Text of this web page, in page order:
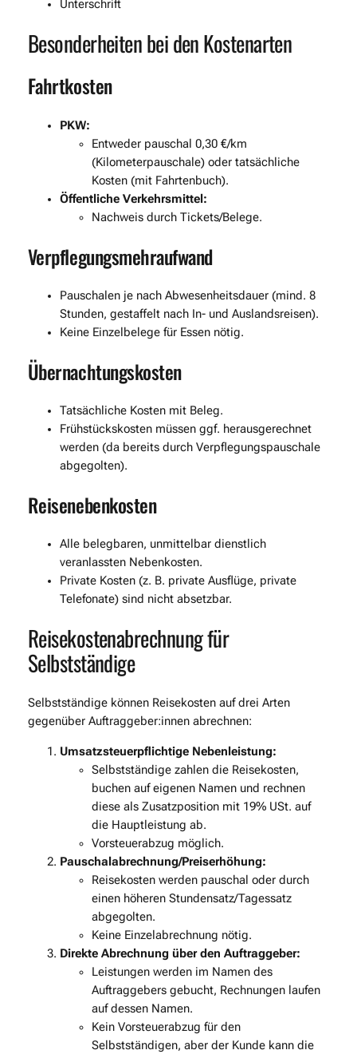
Unterschrift
Besonderheiten bei den Kostenarten
Fahrtkosten
PKW:
Entweder pauschal 0,30 €/km
(Kilometerpauschale) oder tatsächliche
Kosten (mit Fahrtenbuch).
Öffentliche Verkehrsmittel:
Nachweis durch Tickets/Belege.
Verpflegungsmehraufwand
Pauschalen je nach Abwesenheitsdauer (mind. 8
Stunden, gestaffelt nach In- und Auslandsreisen).
Keine Einzelbelege für Essen nötig.
Übernachtungskosten
Tatsächliche Kosten mit Beleg.
Frühstückskosten müssen ggf. herausgerechnet
werden (da bereits durch Verpflegungspauschale
abgegolten).
Reisenebenkosten
Alle belegbaren, unmittelbar dienstlich
veranlassten Nebenkosten.
Private Kosten (z. B. private Ausflüge, private
Telefonate) sind nicht absetzbar.
Reisekostenabrechnung für
Selbstständige
Selbstständige können Reisekosten auf drei Arten
gegenüber Auftraggeber:innen abrechnen:
Umsatzsteuerpflichtige Nebenleistung:
Selbstständige zahlen die Reisekosten,
buchen auf eigenen Namen und rechnen
diese als Zusatzposition mit 19% USt. auf
die Hauptleistung ab.
Vorsteuerabzug möglich.
Pauschalabrechnung/Preiserhöhung:
Reisekosten werden pauschal oder durch
einen höheren Stundensatz/Tagessatz
abgegolten.
Keine Einzelabrechnung nötig.
Direkte Abrechnung über den Auftraggeber:
Leistungen werden im Namen des
Auftraggebers gebucht, Rechnungen laufen
auf dessen Namen.
Kein Vorsteuerabzug für den
Selbstständigen, aber der Kunde kann die